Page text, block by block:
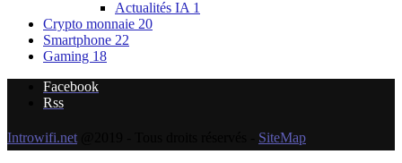
Actualités IA 1
Crypto monnaie 20
Smartphone 22
Gaming 18
Facebook
Rss
Introwifi.net SiteMap